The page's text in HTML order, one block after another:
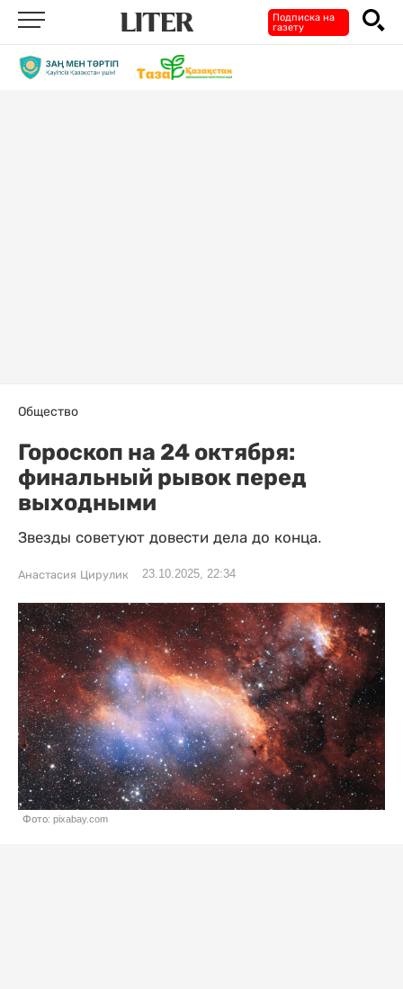
Подписка на
газету
Общество
Гороскоп на 24 октября:
финальный рывок перед
выходными
Звезды советуют довести дела до конца.
Анастасия Цирулик 23.10.2025, 22:34
Фото: pixabay.com